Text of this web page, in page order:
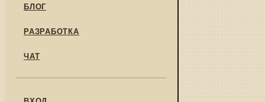
БЛОГ
РАЗРАБОТКА
ЧАТ
ВХОД